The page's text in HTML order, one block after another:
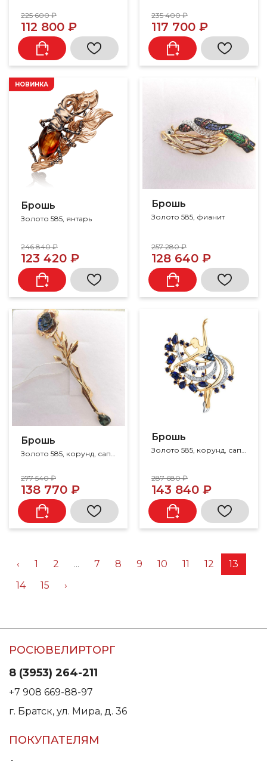
225 600 ₽
112 800 ₽
235 400 ₽
117 700 ₽
Брошь
Золото 585, янтарь
НОВИНКА
246 840 ₽
123 420 ₽
Брошь
Золото 585, фианит
257 280 ₽
128 640 ₽
Брошь
Золото 585, корунд, сапфир, топаз
277 540 ₽
138 770 ₽
Брошь
Золото 585, корунд, сапфир
287 680 ₽
143 840 ₽
‹ 1 2 ... 7 8 9 10 11 12
13
14
15 ›
РОСЮВЕЛИРТОРГ
8 (3953) 264-211
+7 908 669-88-97
г. Братск, ул. Мира, д. 36
ПОКУПАТЕЛЯМ